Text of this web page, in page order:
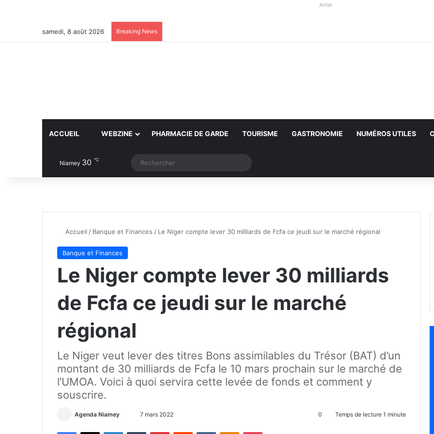
Airtel
samedi, 8 août 2026 Breaking News
ACCUEIL WEBZINE PHARMACIE DE GARDE TOURISME GASTRONOMIE NUMÉROS UTILES
Niamey 30 ℃ Article Aléatoire
Switch skin
Accueil / Banque et Finances / Le Niger compte lever 30 milliards de Fcfa ce jeudi sur le marché régional
Banque et Finances
Le Niger compte lever 30 milliards
de Fcfa ce jeudi sur le marché
régional
Le Niger veut lever des titres Bons assimilables du Trésor (BAT) d’un
montant de 30 milliards de Fcfa le 10 mars prochain sur le marché de
l’UMOA. Voici à quoi servira cette levée de fonds et comment y
souscrire.
Agenda Niamey 7 mars 2022 0 Temps de lecture 1 minute